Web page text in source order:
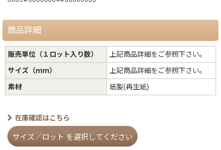
商品詳細
販売単位（１ロット入り数） 上記商品詳細をご参照下さい。
サイズ（ｍｍ） 上記商品詳細をご参照下さい。
素材 紙製(再生紙)
在庫確認はこちら
サイズ／ロット を選択してください